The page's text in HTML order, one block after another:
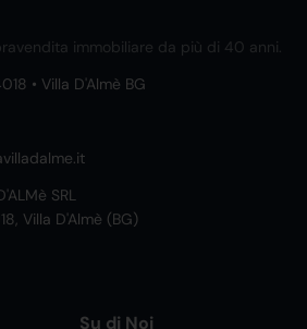
immobiliare da più di 40 anni.
• Villa D'Almè BG
SRL
Villa D'Almè (BG)
Su di Noi